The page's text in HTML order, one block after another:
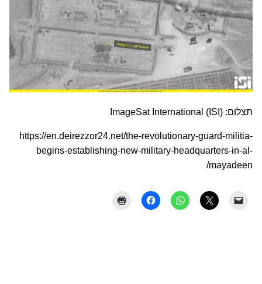
תצלום: ImageSat International (ISI)
https://en.deirezzor24.net/the-revolutionary-guard-militia-
begins-establishing-new-military-headquarters-in-al-
mayadeen/